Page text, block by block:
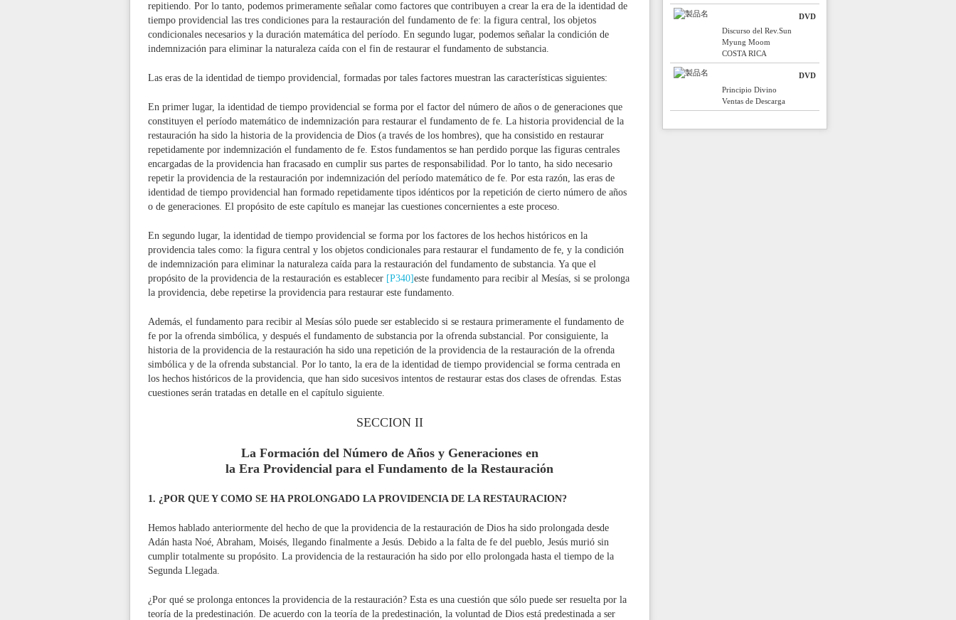
repitiendo. Por lo tanto, podemos primeramente señalar como factores que contribuyen a crear la era de la identidad de
tiempo providencial las tres condiciones para la restauración del fundamento de fe: la figura central, los objetos
condicionales necesarios y la duración matemática del período. En segundo lugar, podemos señalar la condición de
indemnización para eliminar la naturaleza caída con el fin de restaurar el fundamento de substancia.
Las eras de la identidad de tiempo providencial, formadas por tales factores muestran las características siguientes:
En primer lugar, la identidad de tiempo providencial se forma por el factor del número de años o de generaciones que
constituyen el período matemático de indemnización para restaurar el fundamento de fe. La historia providencial de la
restauración ha sido la historia de la providencia de Dios (a través de los hombres), que ha consistido en restaurar
repetidamente por indemnización el fundamento de fe. Estos fundamentos se han perdido porque las figuras centrales
encargadas de la providencia han fracasado en cumplir sus partes de responsabilidad. Por lo tanto, ha sido necesario
repetir la providencia de la restauración por indemnización del período matemático de fe. Por esta razón, las eras de
identidad de tiempo providencial han formado repetidamente tipos idénticos por la repetición de cierto número de años
o de generaciones. El propósito de este capítulo es manejar las cuestiones concernientes a este proceso.
En segundo lugar, la identidad de tiempo providencial se forma por los factores de los hechos históricos en la
providencia tales como: la figura central y los objetos condicionales para restaurar el fundamento de fe, y la condición
de indemnización para eliminar la naturaleza caída para la restauración del fundamento de substancia. Ya que el
propósito de la providencia de la restauración es establecer [P340]este fundamento para recibir al Mesías, si se prolonga
la providencia, debe repetirse la providencia para restaurar este fundamento.
Además, el fundamento para recibir al Mesías sólo puede ser establecido si se restaura primeramente el fundamento de
fe por la ofrenda simbólica, y después el fundamento de substancia por la ofrenda substancial. Por consiguiente, la
historia de la providencia de la restauración ha sido una repetición de la providencia de la restauración de la ofrenda
simbólica y de la ofrenda substancial. Por lo tanto, la era de la identidad de tiempo providencial se forma centrada en
los hechos históricos de la providencia, que han sido sucesivos intentos de restaurar estas dos clases de ofrendas. Estas
cuestiones serán tratadas en detalle en el capítulo siguiente.
SECCION II
La Formación del Número de Años y Generaciones en
la Era Providencial para el Fundamento de la Restauración
1. ¿POR QUE Y COMO SE HA PROLONGADO LA PROVIDENCIA DE LA RESTAURACION?
Hemos hablado anteriormente del hecho de que la providencia de la restauración de Dios ha sido prolongada desde
Adán hasta Noé, Abraham, Moisés, llegando finalmente a Jesús. Debido a la falta de fe del pueblo, Jesús murió sin
cumplir totalmente su propósito. La providencia de la restauración ha sido por ello prolongada hasta el tiempo de la
Segunda Llegada.
¿Por qué se prolonga entonces la providencia de la restauración? Esta es una cuestión que sólo puede ser resuelta por la
teoría de la predestinación. De acuerdo con la teoría de la predestinación, la voluntad de Dios está predestinada a ser
DVD
Discurso del Rev.Sun
Myung Moom
COSTA RICA
DVD
Principio Divino
Ventas de Descarga